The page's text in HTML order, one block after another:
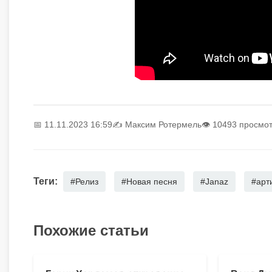
📅 11.11.2023 16:59✍️ Максим Ротермель👁 10493
Теги: #Релиз #Новая песня #Janaz
Похожие статьи